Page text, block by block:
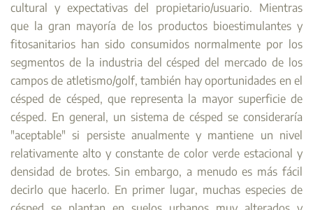
cultural y expectativas del propietario/usuario. Mientras
que la gran mayoría de los productos bioestimulantes y
fitosanitarios han sido consumidos normalmente por los
segmentos de la industria del césped del mercado de los
campos de atletismo/golf, también hay oportunidades en el
césped de césped, que representa la mayor superficie de
césped. En general, un sistema de césped se consideraría
"aceptable" si persiste anualmente y mantiene un nivel
relativamente alto y constante de color verde estacional y
densidad de brotes. Sin embargo, a menudo es más fácil
decirlo que hacerlo. En primer lugar, muchas especies de